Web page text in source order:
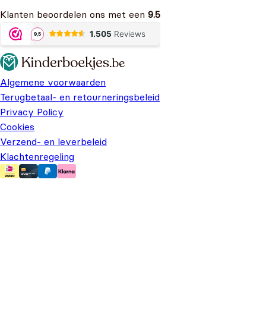
Klanten beoordelen ons met een 9.5
Algemene voorwaarden
Terugbetaal- en retourneringsbeleid
Privacy Policy
Cookies
Verzend- en leverbeleid
Klachtenregeling